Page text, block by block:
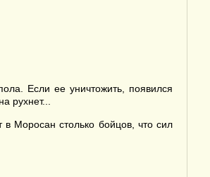
Если ее уничтожить, появился
рухнет...
в Моросан столько бойцов, что сил